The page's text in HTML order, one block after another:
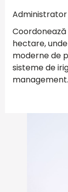
Administrator
hectare,
moderne de
sisteme de
management.